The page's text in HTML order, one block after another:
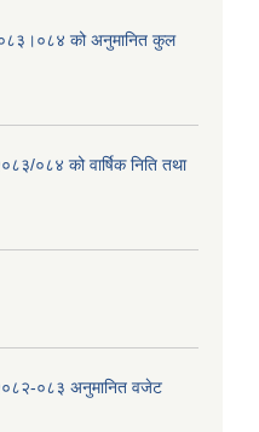
को अनुमानित कुल
०८४ को वार्षिक निति तथा
२०८२-०८३ अनुमानित वजेट